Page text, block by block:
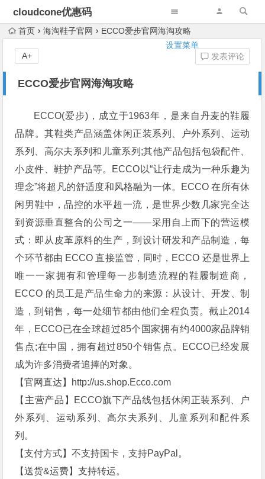
cloudcone优惠码
设置菜单
首页 海淘鞋子官网 ECCO爱步官网海淘攻略
ECCO爱步官网海淘攻略
发表评论
A+
ECCO(爱步)，成立于1963年，是来自丹麦的鞋履
品牌。其鞋类产品涵盖休闲正装系列、户外系列、运动
系列、高尔夫系列和儿童系列;其他产品包括包袋配件、
小皮件、鞋护产品等。ECCO以“让行走成为一种乐趣为
理念”将超凡的舒适度和风格融为一体。ECCO 在所有休
闲男鞋中，品控的水平超一流，是世界少数几家完全达
到资源垂直整合的公司之一——采用自上而下的营运模
式：即从皮革原料的生产，到设计研发和产品制造，每
个环节都由 ECCO 直接监管，同时，ECCO 还是世界上
唯一一家拥有和管理每一步制造流程的鞋履制造商，
ECCO 的员工是产品生命力的来源：从设计、开发、制
造，到销售，每一处细节都由他们全程负责。截止2014
年，ECCO已在全球超过85个国家拥有约4000家品牌销
售点;在中国，拥有超过850个销售点。ECCO已经发展
成为许多消费者追捧的对象。
【官网直达】http://us.shop.Ecco.com
【主营产品】ECCO旗下产品线包括休闲正装系列、户
外系列、运动系列、高尔夫系列、儿童系列和配件系
列。
【支付方式】不支持国卡，支持PayPal。
【送货&运费】支持转运。